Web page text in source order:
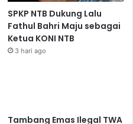
SPKP NTB Dukung Lalu
Fathul Bahri Maju sebagai
Ketua KONI NTB
3 hari ago
Tambang Emas Ilegal TWA